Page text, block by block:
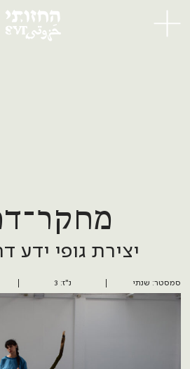
תפריט
יצירת גופי ידע
סמסטר: שנתי נ"ז: 3